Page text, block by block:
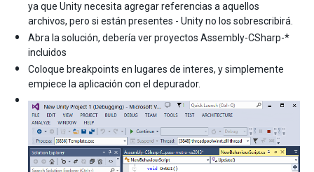
ya que Unity necesita agregar referencias a aquellos
archivos, pero si están presentes - Unity no los sobrescribirá.
Abra la solución, debería ver proyectos Assembly-CSharp-*
incluidos
Coloque breakpoints en lugares de interes, y simplemente
empiece la aplicación con el depurador.